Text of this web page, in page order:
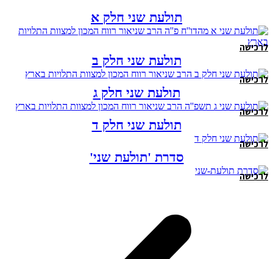
תולעת שני חלק א
לרכישה
תולעת שני חלק ב
לרכישה
תולעת שני חלק ג
לרכישה
תולעת שני חלק ד
לרכישה
סדרת 'תולעת שני'
לרכישה